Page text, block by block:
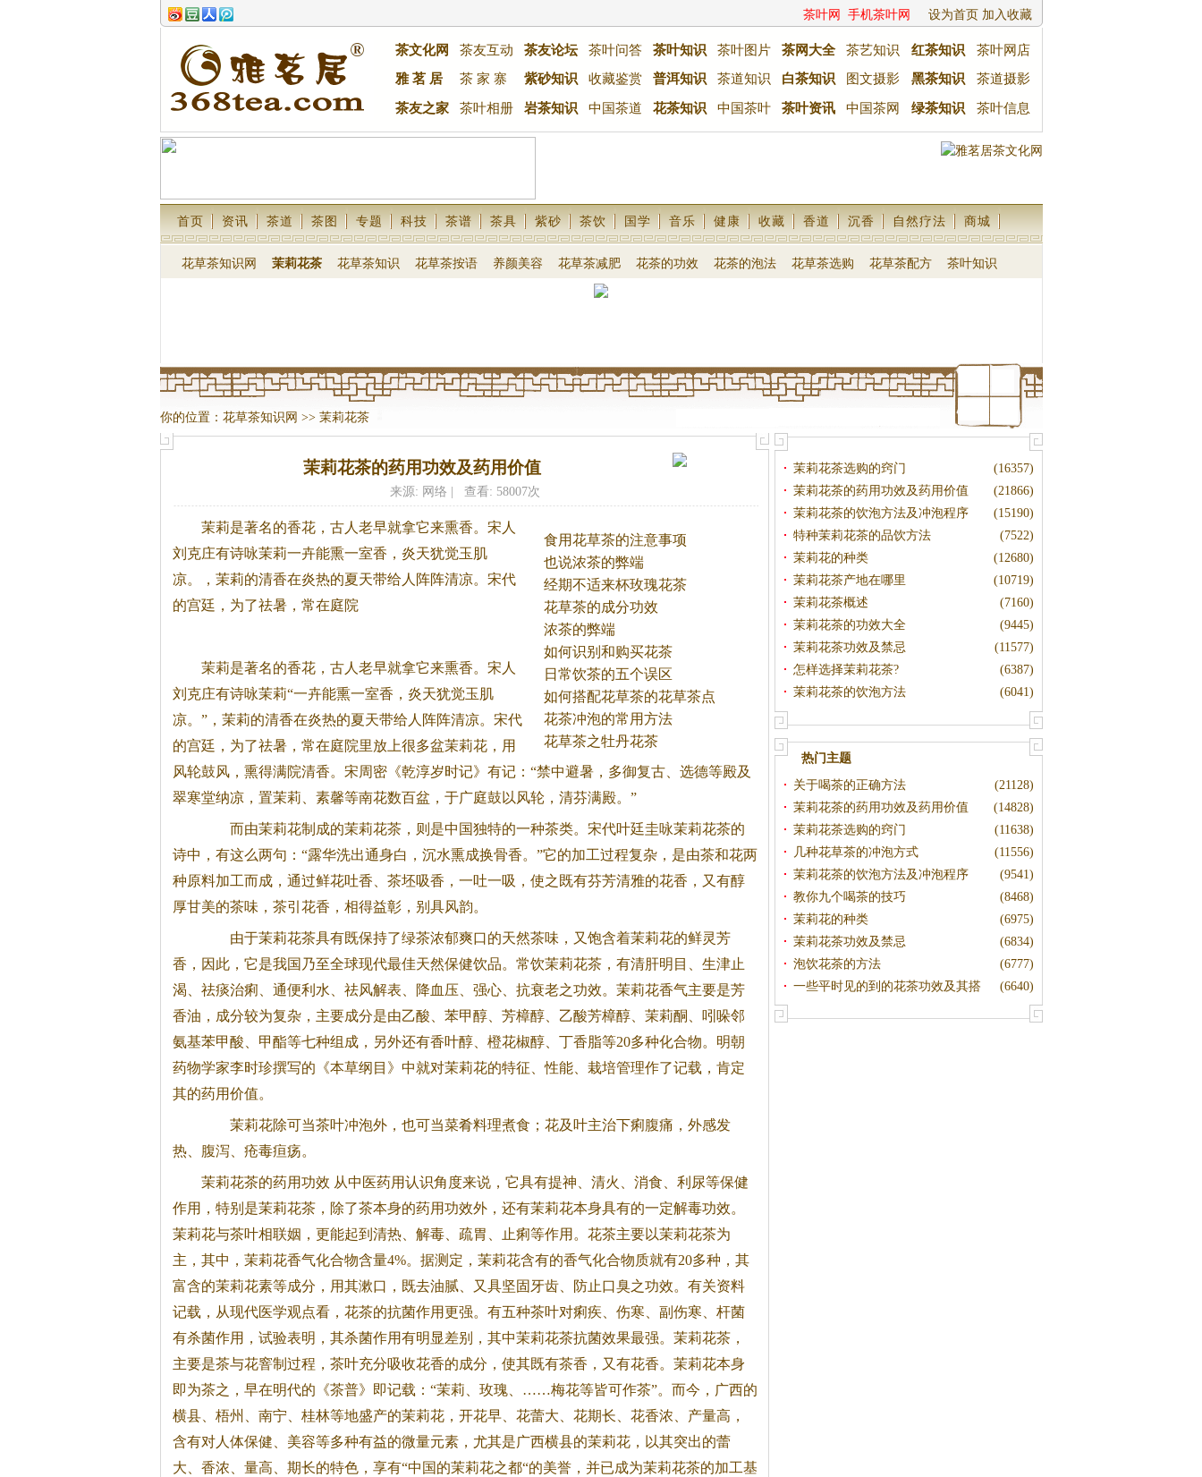
茶叶网 手机茶叶网 设为首页 加入收藏
茶文化网 茶友互动 茶友论坛 茶叶问答 茶叶知识 茶叶图片 茶网大全 茶艺知识 红茶知识
茶叶网店
雅 茗 居
茶 家 寨 紫砂知识 收藏鉴赏 普洱知识 茶道知识 白茶知识 图文摄影 黑茶知识 茶道摄影
茶友之家 茶叶相册 岩茶知识 中国茶道 花茶知识 中国茶叶 茶叶资讯 中国茶网 绿茶知识 茶叶信息
首页 资讯 茶道 茶图 专题 科技 茶谱 茶具 紫砂 茶饮 国学 音乐 健康 收藏 香道 沉香 自然疗法 商城
花草茶知识网 茉莉花茶 花草茶知识 花草茶按语 养颜美容 花草茶减肥 花茶的功效 花茶的泡法 花草茶选购 花草茶配方 茶叶知识
你的位置： 花草茶知识网 >> 茉莉花茶
茉莉花茶的药用功效及药用价值
来源: 网络 | 查看: 58007次
食用花草茶的注意事项
也说浓茶的弊端
经期不适来杯玫瑰花茶
花草茶的成分功效
浓茶的弊端
如何识别和购买花茶
日常饮茶的五个误区
如何搭配花草茶的花草茶点
花茶冲泡的常用方法
花草茶之牡丹花茶
茉莉是著名的香花，古人老早就拿它来熏香。宋人
刘克庄有诗咏茉莉一卉能熏一室香，炎天犹觉玉肌
凉。，茉莉的清香在炎热的夏天带给人阵阵清凉。宋代
的宫廷，为了祛暑，常在庭院
茉莉是著名的香花，古人老早就拿它来熏香。宋人
刘克庄有诗咏茉莉“一卉能熏一室香，炎天犹觉玉肌
凉。”，茉莉的清香在炎热的夏天带给人阵阵清凉。宋代
的宫廷，为了祛暑，常在庭院里放上很多盆茉莉花，用
风轮鼓风，熏得满院清香。宋周密《乾淳岁时记》有记：“禁中避暑，多御复古、选德等殿及
翠寒堂纳凉，置茉莉、素馨等南花数百盆，于广庭鼓以风轮，清芬满殿。”
而由茉莉花制成的茉莉花茶 ，则是中国独特的一种茶类。宋代叶廷圭咏茉莉花茶的
诗中，有这么两句：“露华洗出通身白，沉水熏成换骨香。”它的加工过程复杂，是由茶和花两
种原料加工而成，通过鲜花吐香、茶坯吸香，一吐一吸，使之既有芬芳清雅的花香，又有醇
厚甘美的茶味，茶引花香，相得益彰，别具风韵。
由于茉莉花茶具有既保持了绿茶浓郁爽口的天然茶味，又饱含着茉莉花的鲜灵芳
香，因此，它是我国乃至全球现代最佳天然保健饮品。常饮茉莉花茶，有清肝明目、生津止
渴、祛痰治痢、通便利水、祛风解表、降血压、强心、抗衰老之功效。茉莉花香气主要是芳
香油，成分较为复杂，主要成分是由乙酸、苯甲醇、芳樟醇、乙酸芳樟醇、茉莉酮、吲哚邻
氨基苯甲酸、甲酯等七种组成，另外还有香叶醇、橙花椒醇、丁香脂等20多种化合物。明朝
药物学家李时珍撰写的《本草纲目》中就对茉莉花的特征、性能、栽培管理作了记载，肯定
其的药用价值。
茉莉花除可当茶叶冲泡外，也可当菜肴料理煮食；花及叶主治下痢腹痛，外感发
热、腹泻、疮毒疸疡。
茉莉花茶的药用功效 从中医药用认识角度来说，它具有提神、清火、消食、利尿等保健
作用，特别是茉莉花茶，除了茶本身的药用功效外，还有茉莉花本身具有的一定解毒功效。
茉莉花与茶叶相联姻，更能起到清热、解毒、疏胃、止痢等作用。 花茶主要以茉莉花茶为
主，其中，茉莉花香气化合物含量4%。据测定，茉莉花含有的香气化合物质就有20多种，其
富含的茉莉花素等成分，用其漱口，既去油腻、又具坚固牙齿、防止口臭之功效。有关资料
记载，从现代医学观点看， 花茶的抗菌作用更强。有五种茶叶对痢疾、伤寒、副伤寒、杆菌
有杀菌作用，试验表明，其杀菌作用有明显差别，其中茉莉花茶抗菌效果最强。茉莉花茶，
主要是茶与花窨制过程，茶叶充分吸收花香的成分，使其既有茶香，又有花香。茉莉花本身
即为茶之，早在明代的《茶普》即记载：“茉莉、玫瑰、……梅花等皆可作茶”。而今，广西的
横县、梧州、南宁、桂林等地盛产的茉莉花，开花早、花蕾大、花期长、花香浓、产量高，
含有对人体保健、美容等多种有益的微量元素，尤其是广西横县的茉莉花，以其突出的蕾
大、香浓、量高、期长的特色，享有“中国的茉莉花之都“的美誉，并已成为茉莉花茶的加工基
(16357)
茉莉花茶选购的窍门
(21866)
茉莉花茶的药用功效及药用价值
(15190)
茉莉花茶的饮泡方法及冲泡程序
(7522)
特种茉莉花茶的品饮方法
(12680)
茉莉花的种类
(10719)
茉莉花茶产地在哪里
(7160)
茉莉花茶概述
(9445)
茉莉花茶的功效大全
(11577)
茉莉花茶功效及禁忌
(6387)
怎样选择茉莉花茶?
(6041)
茉莉花茶的饮泡方法
热门主题
(21128)
关于喝茶的正确方法
(14828)
茉莉花茶的药用功效及药用价值
(11638)
茉莉花茶选购的窍门
(11556)
几种花草茶的冲泡方式
(9541)
茉莉花茶的饮泡方法及冲泡程序
(8468)
教你九个喝茶的技巧
(6975)
茉莉花的种类
(6834)
茉莉花茶功效及禁忌
(6777)
泡饮花茶的方法
(6640)
一些平时见的到的花茶功效及其搭